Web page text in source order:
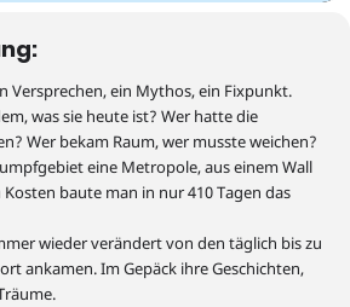
Versprechen,ein Mythos, ein Fixpunkt.
was sie heute ist? Wer hatte die
? Wer bekam Raum, wer musste weichen?
eine Metropole, aus einem Wall
Kosten baute man in nur 410 Tagen das
wieder verändert von den täglich bis zu
ankamen. Im Gepäck ihre Geschichten,